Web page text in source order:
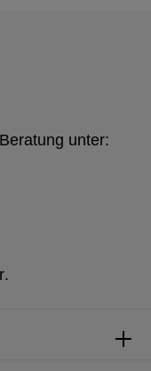
unter:
.